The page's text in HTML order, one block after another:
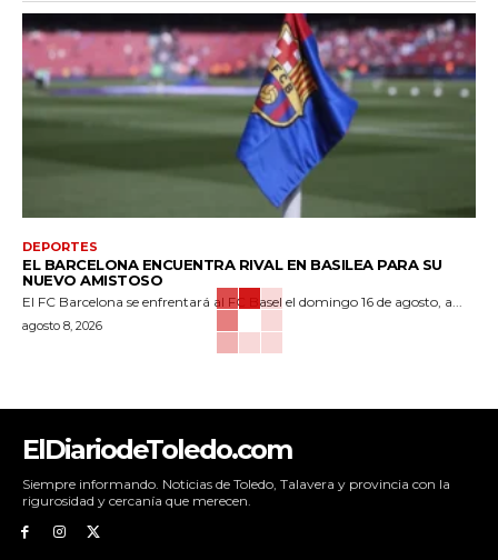
DEPORTES
EL BARCELONA ENCUENTRA RIVAL EN BASILEA PARA SU
NUEVO AMISTOSO
El FC Barcelona se enfrentará al FC Basel el domingo 16 de agosto, a...
agosto 8, 2026
ElDiariodeToledo.com
Siempre informando. Noticias de Toledo, Talavera y provincia con la
rigurosidad y cercanía que merecen.